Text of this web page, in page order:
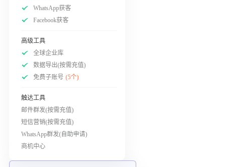
WhatsApp获客
Facebook获客
高级工具
全球企业库
数据导出(按需充值)
免费子账号 (5个)
触达工具
邮件群发(按需充值)
短信营销(按需充值)
WhatsApp群发(自助申请)
商机中心